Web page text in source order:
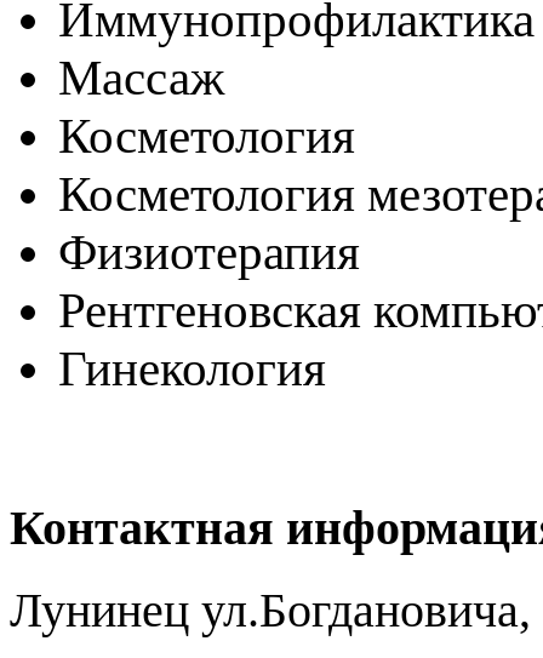
Иммунопрофилактика
Массаж
Косметология
Косметология
Физиотерапия
Рентгеновская
Гинекология
Контактная
Лунинец ул.Богдановича,